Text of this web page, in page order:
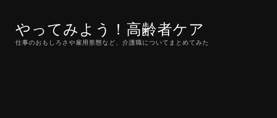
contentやってみよう！高齢者ケア
仕事のおもしろさや雇用形態など、介護職についてまとめてみた